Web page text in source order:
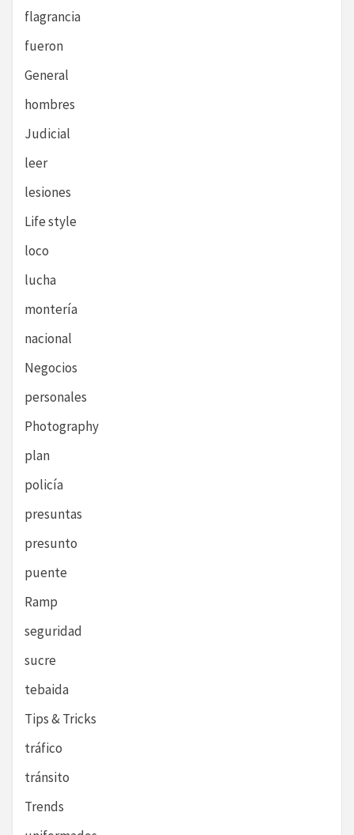
flagrancia
fueron
General
hombres
Judicial
leer
lesiones
Life style
loco
lucha
montería
nacional
Negocios
personales
Photography
plan
policía
presuntas
presunto
puente
Ramp
seguridad
sucre
tebaida
Tips & Tricks
tráfico
tránsito
Trends